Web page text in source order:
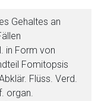
Gehaltes an
in Form von
Fomitopsis
Flüss. Verd.
organ.